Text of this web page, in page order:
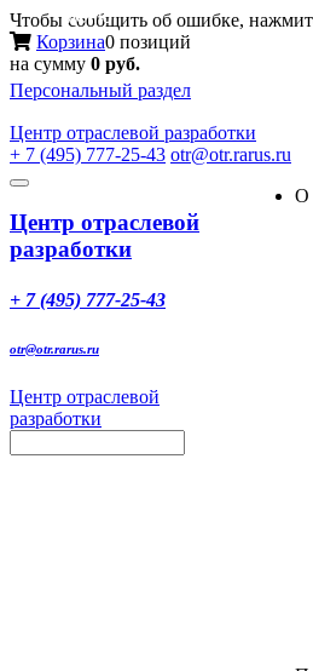
Чтобы сообщить об ошибке,
Корзина0 позиций
на сумму 0 руб.
Персональный раздел
Центр отраслевой разработки
+ 7 (495) 777-25-43 otr@otr.rarus.ru
Toggle
Меню
Центр отраслевой
разработки
+ 7 (495) 777-25-43
otr@otr.rarus.ru
Центр отраслевой
разработки
О